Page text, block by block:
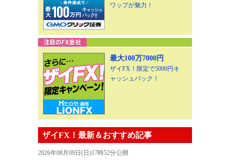
ワップが魅力！
最大100万7000円
ザイFX！限定で5000円キ
ャッシュバック！
ザイFX！最新＆おすすめ記事
2026年08月09日(日)17時52分公開